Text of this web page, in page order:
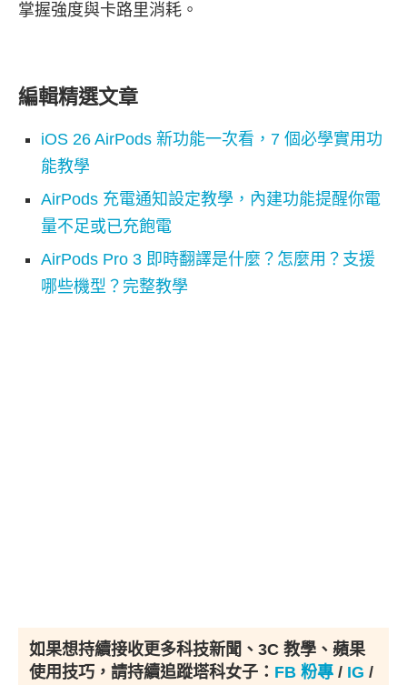
掌握強度與卡路里消耗。
編輯精選文章
iOS 26 AirPods 新功能一次看，7 個必學實用功
能教學
AirPods 充電通知設定教學，內建功能提醒你電
量不足或已充飽電
AirPods Pro 3 即時翻譯是什麼？怎麼用？支援
哪些機型？完整教學
如果想持續接收更多科技新聞、3C 教學、蘋果
使用技巧，請持續追蹤塔科女子： FB 粉專 / IG /